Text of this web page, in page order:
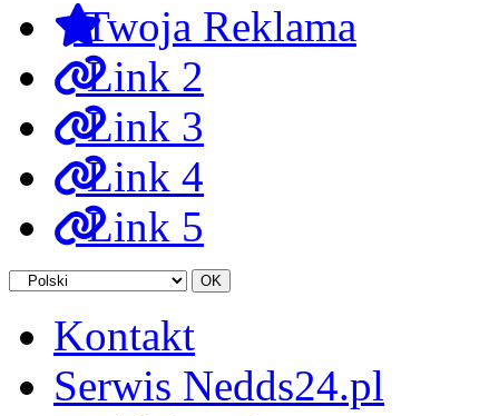
Twoja Reklama
Link 2
Link 3
Link 4
Link 5
Kontakt
Serwis Nedds24.pl